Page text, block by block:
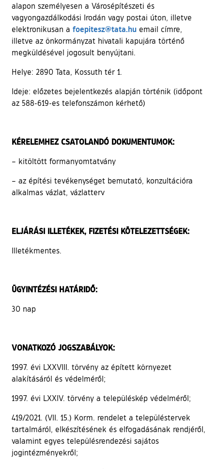
alapon személyesen a Városépítészeti és
vagyongazdálkodási Irodán vagy postai úton, illetve
elektronikusan a foepitesz@tata.hu email címre,
illetve az önkormányzat hivatali kapujára történő
megküldésével jogosult benyújtani.
Helye: 2890 Tata, Kossuth tér 1.
Ideje: előzetes bejelentkezés alapján történik (időpont
az 588-619-es telefonszámon kérhető)
KÉRELEMHEZ CSATOLANDÓ DOKUMENTUMOK:
– kitöltött formanyomtatvány
– az építési tevékenységet bemutató, konzultációra
alkalmas vázlat, vázlatterv
ELJÁRÁSI ILLETÉKEK, FIZETÉSI KÖTELEZETTSÉGEK:
Illetékmentes.
ÜGYINTÉZÉSI HATÁRIDŐ:
30 nap
VONATKOZÓ JOGSZABÁLYOK:
1997. évi LXXVIII. törvény az épített környezet
alakításáról és védelméről;
1997. évi LXXIV. törvény a településkép védelméről;
419/2021. (VII. 15.) Korm. rendelet a településtervek
tartalmáról, elkészítésének és elfogadásának rendjéről,
valamint egyes településrendezési sajátos
jogintézményekről;